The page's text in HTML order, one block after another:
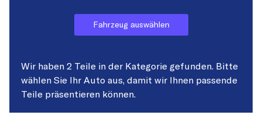
Fahrzeug auswählen
Wir haben 2 Teile in der Kategorie gefunden. Bitte
wählen Sie Ihr Auto aus, damit wir Ihnen passende
Teile präsentieren können.